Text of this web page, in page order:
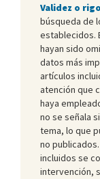
Validez o
búsqueda de
establecidos.
hayan sido
datos más
artículos
atención que
haya
no se señala
tema, lo que
no
incluidos se
intervención,